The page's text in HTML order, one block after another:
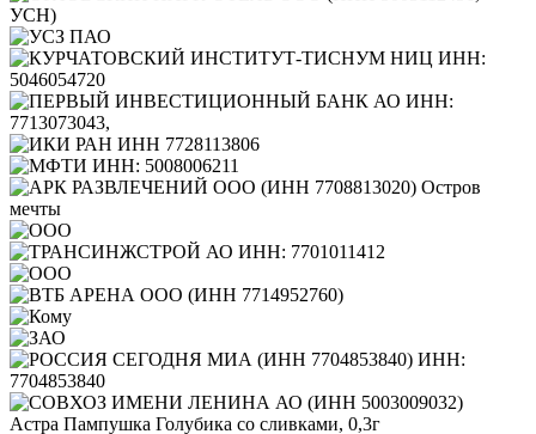
Астра Пампушка Голубика со сливками, 0,3г